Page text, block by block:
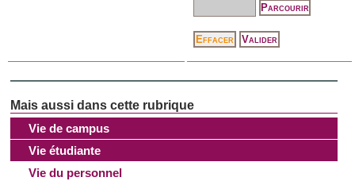
Vie de campus
Vie étudiante
Vie du personnel